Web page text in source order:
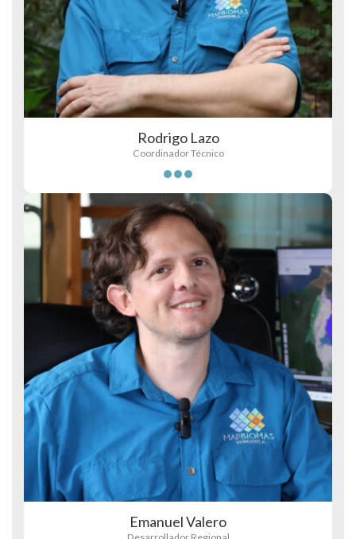
Rodrigo Lazo
Coordinador Técnico
Emanuel Valero